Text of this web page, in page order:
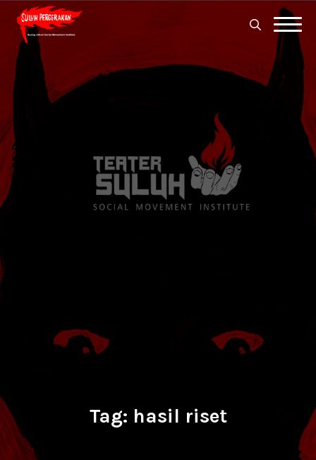
for:
Tag: hasil riset